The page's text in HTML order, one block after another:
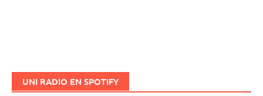
UNI RADIO EN SPOTIFY